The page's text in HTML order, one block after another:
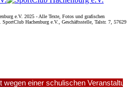
e.V. 2025 - Alle Texte, Fotos und grafischen
SportClub Hachenburg e.V., Geschäftsstelle, Talstr. 7, 57629
wegen einer schulischen